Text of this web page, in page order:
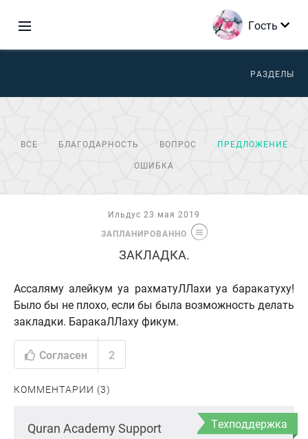
Гость
РАЗДЕЛЫ
ВСЕ БЛАГОДАРНОСТЬ ВОПРОС
ПРЕДЛОЖЕНИЕ
ОШИБКА
Ильдус 23 мая 2019
ЗАПЛАНИРОВАННО
ЗАКЛАДКА.
Ассаляму алейкум уа рахматуЛЛахи уа баракатуху!
Было бы не плохо, если бы была возможность делать
закладки. БаракаЛЛаху фикум.
Согласен 2
КОММЕНТАРИИ (3)
Техподдержка
Quran Academy Support